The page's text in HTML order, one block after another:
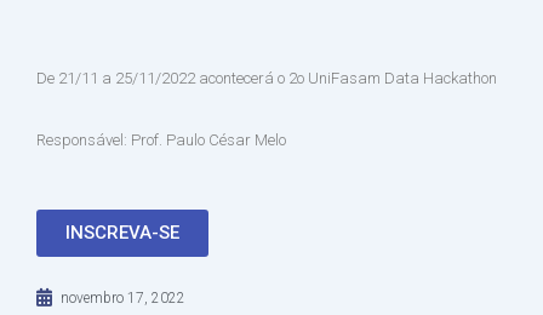
De 21/11 a 25/11/2022 acontecerá o 2o UniFasam Data Hackathon
Responsável: Prof. Paulo César Melo
INSCREVA-SE
novembro 17, 2022